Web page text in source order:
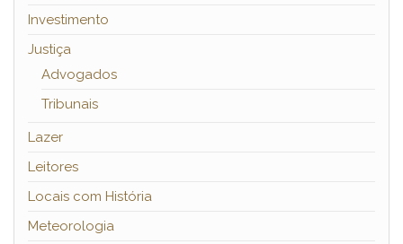
Investimento
Justiça
Advogados
Tribunais
Lazer
Leitores
Locais com História
Meteorologia